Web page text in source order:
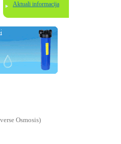
užsisakydami vandens filtravimo įrenginį
Aktuali informacija
Osmosis)